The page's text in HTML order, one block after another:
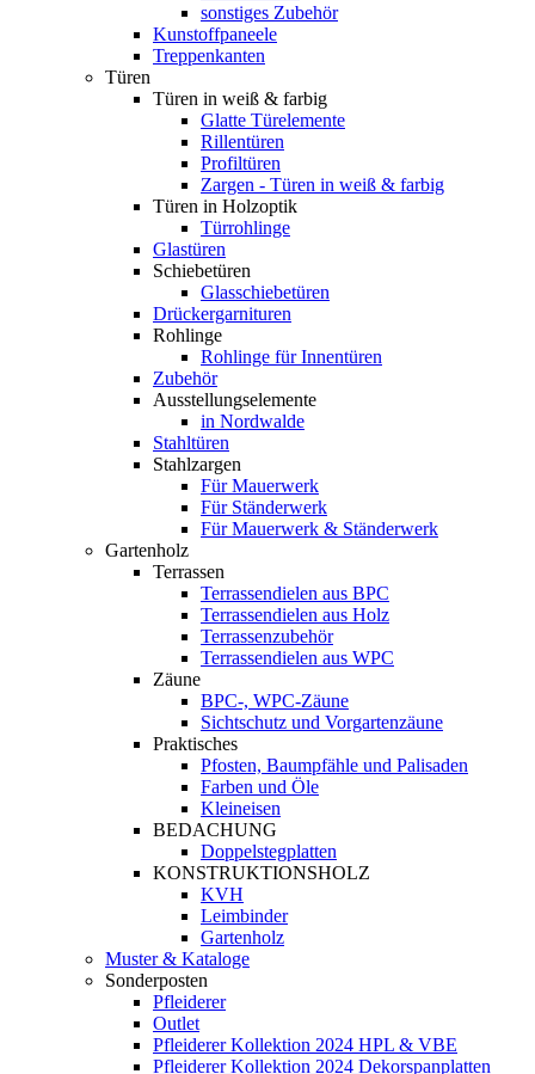
sonstiges Zubehör
Kunstoffpaneele
Treppenkanten
Türen
Türen in weiß & farbig
Glatte Türelemente
Rillentüren
Profiltüren
Zargen - Türen in weiß & farbig
Türen in Holzoptik
Türrohlinge
Glastüren
Schiebetüren
Glasschiebetüren
Drückergarnituren
Rohlinge
Rohlinge für Innentüren
Zubehör
Ausstellungselemente
in Nordwalde
Stahltüren
Stahlzargen
Für Mauerwerk
Für Ständerwerk
Für Mauerwerk & Ständerwerk
Gartenholz
Terrassen
Terrassendielen aus BPC
Terrassendielen aus Holz
Terrassenzubehör
Terrassendielen aus WPC
Zäune
BPC-, WPC-Zäune
Sichtschutz und Vorgartenzäune
Praktisches
Pfosten, Baumpfähle und Palisaden
Farben und Öle
Kleineisen
BEDACHUNG
Doppelstegplatten
KONSTRUKTIONSHOLZ
KVH
Leimbinder
Gartenholz
Muster & Kataloge
Sonderposten
Pfleiderer
Outlet
Pfleiderer Kollektion 2024 HPL & VBE
Pfleiderer Kollektion 2024 Dekorspanplatten